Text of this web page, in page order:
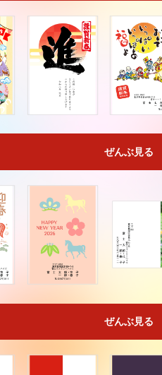
ぜんぶ見る
ぜんぶ見る